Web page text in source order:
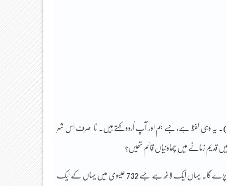
بحیرہ اسود کے کنارے آباد تُرکی کے ایک حسین و جمیل شہر کا نام ہے اوردو (Ordu)۔ یہ وہی لفظ ہے، جسے ہم اور آپ اُردو کہتے ہیں۔ نا صرف اس شہر
قدیم زمانے میں چھاؤنیاں قائم تھیں؟
لفظ اوردو کا اصل مطلب جاننے کے لیے ہمیں 13 صدیاں لمبی چھلانگ لگا کر منگولیا پہنچنا پڑے گا۔ یہاں ایک لاٹھ ہے جسے 732 عیسوی میں یہاں کے ایک